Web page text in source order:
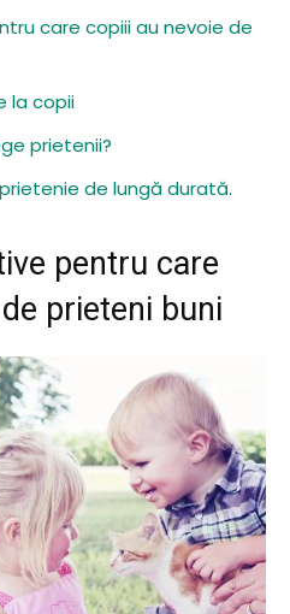
care copiii au nevoie de
la copii
prietenii?
de lungă durată.
pentru care
prieteni buni